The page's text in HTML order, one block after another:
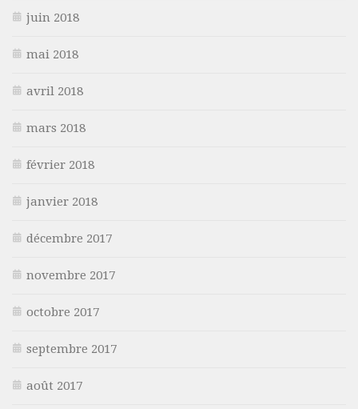
juin 2018
mai 2018
avril 2018
mars 2018
février 2018
janvier 2018
décembre 2017
novembre 2017
octobre 2017
septembre 2017
août 2017